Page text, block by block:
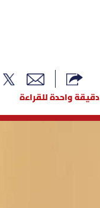
دقيقة واحدة للقراءة